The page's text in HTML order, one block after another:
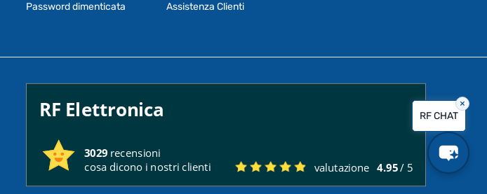
Password dimenticata Assistenza Clienti
RF Elettronica
3029 recensioni
cosa dicono i nostri clienti
valutazione 4.95/ 5
RF CHAT
×